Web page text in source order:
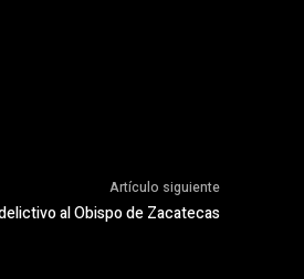
Artículo siguiente
al Obispo de Zacatecas